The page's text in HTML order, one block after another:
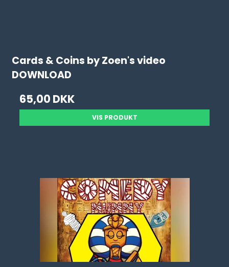
Cards & Coins by Zoen's video
DOWNLOAD
65,00 DKK
VIS PRODUKT